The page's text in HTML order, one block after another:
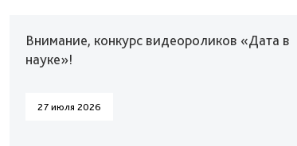
Внимание, конкурс видеороликов «Дата в
науке»!
27 июля 2026